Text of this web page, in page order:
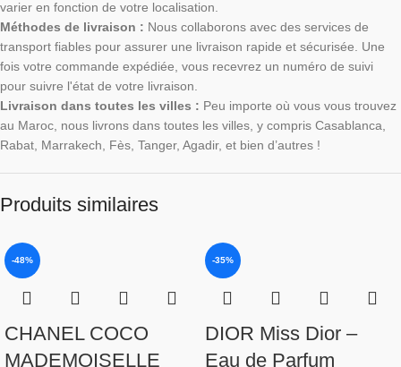
varier en fonction de votre localisation.
Méthodes de livraison : Nous collaborons avec des services de
transport fiables pour assurer une livraison rapide et sécurisée. Une
fois votre commande expédiée, vous recevrez un numéro de suivi
pour suivre l'état de votre livraison.
Livraison dans toutes les villes : Peu importe où vous vous trouvez
au Maroc, nous livrons dans toutes les villes, y compris Casablanca,
Rabat, Marrakech, Fès, Tanger, Agadir, et bien d’autres !
Produits similaires
-48%
CHANEL COCO
MADEMOISELLE
-35%
DIOR Miss Dior –
Eau de Parfum